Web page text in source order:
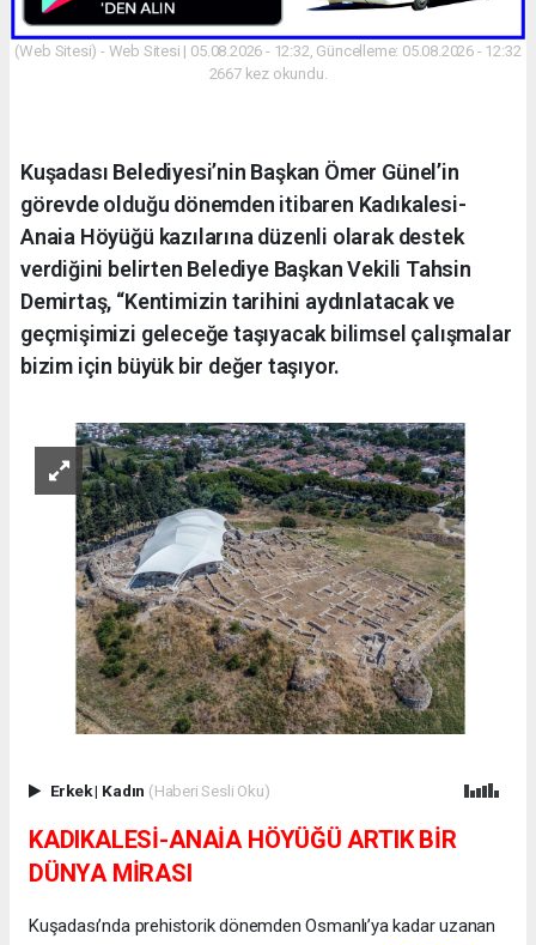
(Web Sitesi) - Web Sitesi | 05.08.2026 - 12:32, Güncelleme: 05.08.2026 - 12:32
2667 kez okundu.
Kuşadası Belediyesi’nin Başkan Ömer Günel’in
görevde olduğu dönemden itibaren Kadıkalesi-
Anaia Höyüğü kazılarına düzenli olarak destek
verdiğini belirten Belediye Başkan Vekili Tahsin
Demirtaş, “Kentimizin tarihini aydınlatacak ve
geçmişimizi geleceğe taşıyacak bilimsel çalışmalar
bizim için büyük bir değer taşıyor.
Erkek| Kadın (Haberi Sesli Oku)
KADIKALESİ-ANAİA HÖYÜĞÜ ARTIK BİR
DÜNYA MİRASI
Kuşadası’nda prehistorik dönemden Osmanlı’ya kadar uzanan